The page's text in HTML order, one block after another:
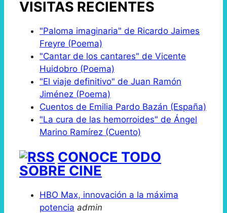
VISITAS RECIENTES
"Paloma imaginaria" de Ricardo Jaimes
Freyre (Poema)
"Cantar de los cantares" de Vicente
Huidobro (Poema)
"El viaje definitivo" de Juan Ramón
Jiménez (Poema)
Cuentos de Emilia Pardo Bazán (España)
"La cura de las hemorroides" de Ángel
Marino Ramírez (Cuento)
CONOCE TODO
SOBRE CINE
HBO Max, innovación a la máxima
potencia admin